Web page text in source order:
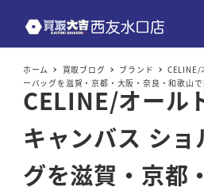
ホーム 買取ブログ ブランド
CELINE/
ーバッグを滋賀・京都・大阪・奈良・和歌山
CELINE/オール
キャンバス ショ
グを滋賀・京都